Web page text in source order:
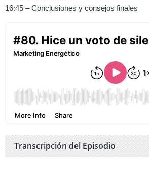
16:45 – Conclusiones y consejos finales
Transcripción del Episodio